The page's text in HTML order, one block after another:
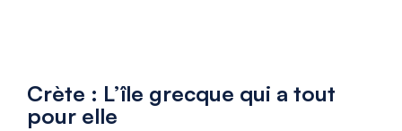
Crète : L’île grecque qui a tout
pour elle